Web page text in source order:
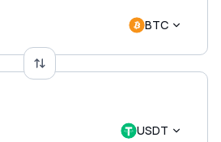
BTC
USDT